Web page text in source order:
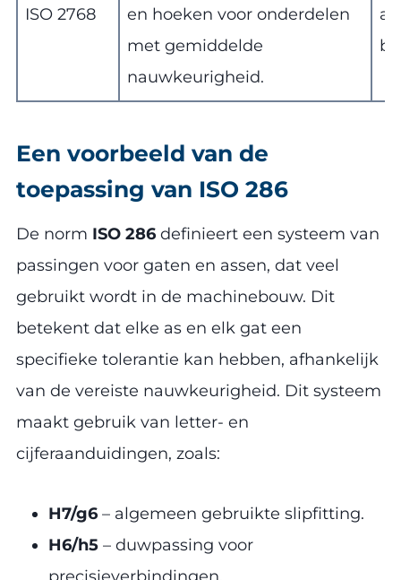
ISO 2768
en hoeken voor onderdelen
met gemiddelde
nauwkeurigheid.
Een voorbeeld van de
toepassing van ISO 286
De norm ISO 286 definieert een systeem van
passingen voor gaten en assen, dat veel
gebruikt wordt in de machinebouw. Dit
betekent dat elke as en elk gat een
specifieke tolerantie kan hebben, afhankelijk
van de vereiste nauwkeurigheid. Dit systeem
maakt gebruik van letter- en
cijferaanduidingen, zoals:
H7/g6 – algemeen gebruikte slipfitting.
H6/h5 – duwpassing voor